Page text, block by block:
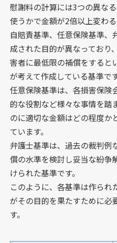
慰謝料の計算には3つの異な
使うかで金額が2倍以上変わる
自賠責基準、任意保険基準、
成された目的が異なっており
害者に最低限の補償をすると
が考えて作成している基準です
任意保険基準は、各損害保険
的な役割など様々な事情を踏
のに適切な金額はどの程度か
ています。
弁護士基準は、過去の裁判例
償の水準を検討し妥当な紛争
けられた基準です。
このように、各基準は作られ
がその目的を果たすために必
す。